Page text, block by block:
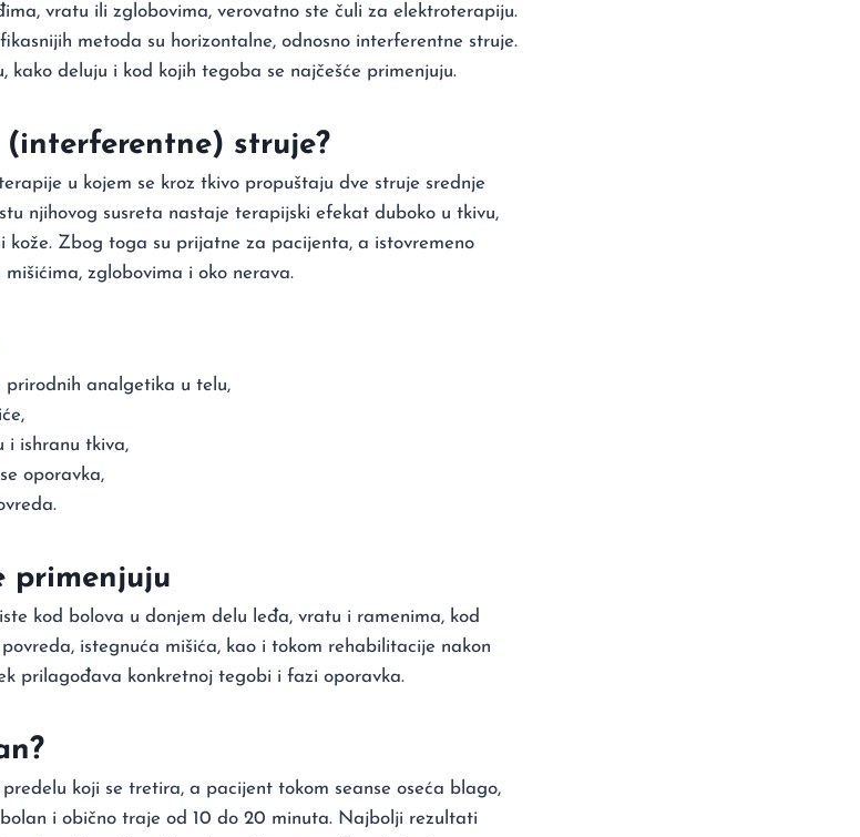
vratu ili zglobovima, verovatno ste čuli za elektroterapiju.
metoda su horizontalne, odnosno interferentne struje.
kako deluju i kod kojih tegoba se najčešće primenjuju.
struje?
u kojem se kroz tkivo propuštaju dve struje srednje
njihovog susreta nastaje terapijski efekat duboko u tkivu,
kože. Zbog toga su prijatne za pacijenta, a istovremeno
zglobovima i oko nerava.
prirodnih analgetika u telu,
i ishranu tkiva,
oporavka,
primenjuju
kod bolova u donjem delu leđa, vratu i ramenima, kod
istegnuća mišića, kao i tokom rehabilitacije nakon
prilagođava konkretnoj tegobi i fazi oporavka.
koji se tretira, a pacijent tokom seanse oseća blago,
i obično traje od 10 do 20 minuta. Najbolji rezultati